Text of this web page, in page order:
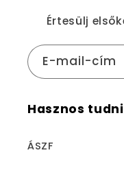
Értesülj
E-mail-cím
Hasznos
ÁSZF